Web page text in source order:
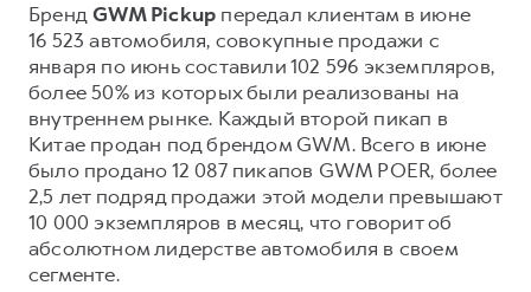
HAVAL Лизинг
АКСЕССУАРЫ HAVAL
Автомобильные аксессуары
Коллекция CITY
Коллекция Базовая
Коллекция Детская
АКСЕССУАРЫ HAVAL
Автомобильные аксессуары
Коллекция CITY
Коллекция Базовая
Коллекция Детская
БрендGWM Pickup передал клиентам в июне
16 523 автомобиля, совокупные продажи с
января по июнь составили 102 596 экземпляров,
более 50% из которых были реализованы на
внутреннем рынке. Каждый второй пикап в
Китае продан под брендом GWM. Всего в июне
было продано 12 087 пикапов GWM POER, более
2,5 лет подряд продажи этой модели превышают
10 000 экземпляров в месяц, что говорит об
абсолютном лидерстве автомобиля в своем
сегменте.